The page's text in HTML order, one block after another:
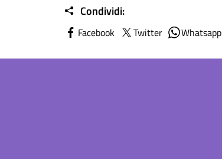
Condividi:
Facebook Twitter Whatsapp